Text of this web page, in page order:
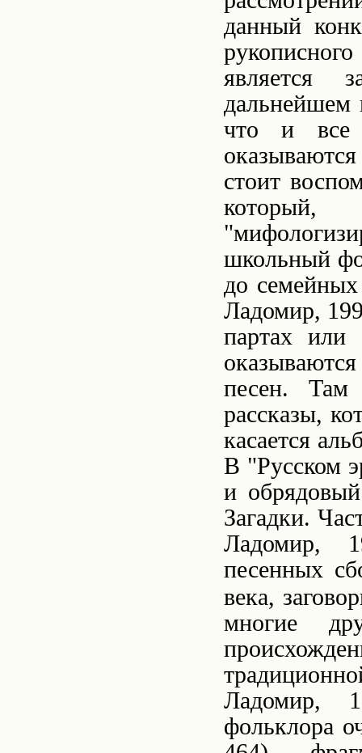
данный
является
дальнейшем
что и все
стоит
школьный
до
Ладомир,
партах или
песен. Там
рассказы,
касается
В "Русском
и
Загадки.
Ладомир,
песенных
века,
многие
Ладомир,
фольклора